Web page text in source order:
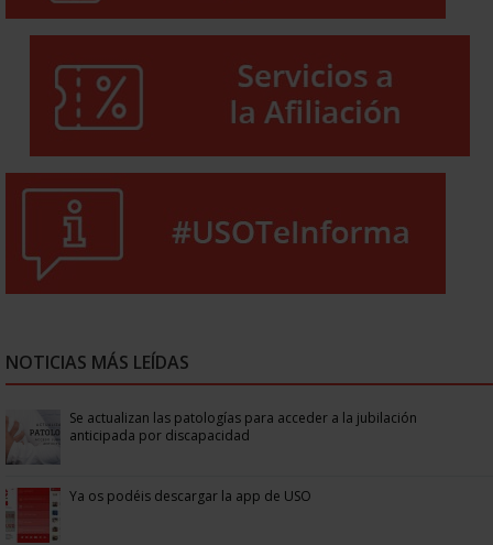
NOTICIAS MÁS LEÍDAS
Se actualizan las patologías para acceder a la jubilación
anticipada por discapacidad
Ya os podéis descargar la app de USO